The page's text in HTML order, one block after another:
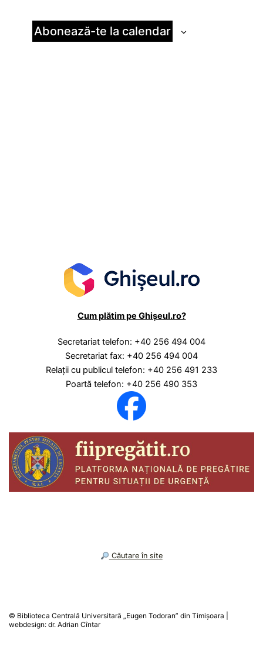
Abonează-te la calendar
Cum plătim pe Ghișeul.ro?
Secretariat telefon: +40 256 494 004
Secretariat fax: +40 256 494 004
Relaţii cu publicul telefon: +40 256 491 233
Poartă telefon: +40 256 490 353
︎ Căutare în site